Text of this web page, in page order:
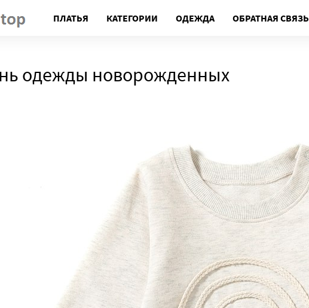
ПЛАТЬЯ КАТЕГОРИИ ОДЕЖДА ОБРАТНАЯ СВЯЗЬ
одежды новорожденных